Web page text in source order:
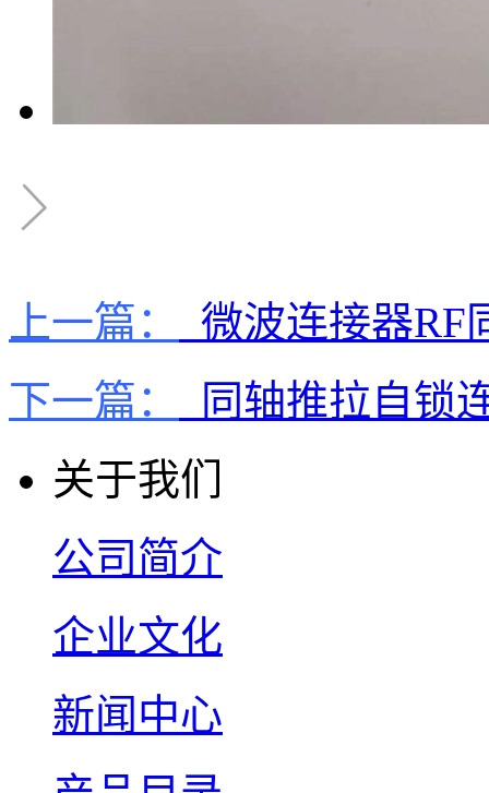
上一篇：
微波连接器RF
下一篇：
同轴推拉自锁
关于我们
公司简介
企业文化
新闻中心